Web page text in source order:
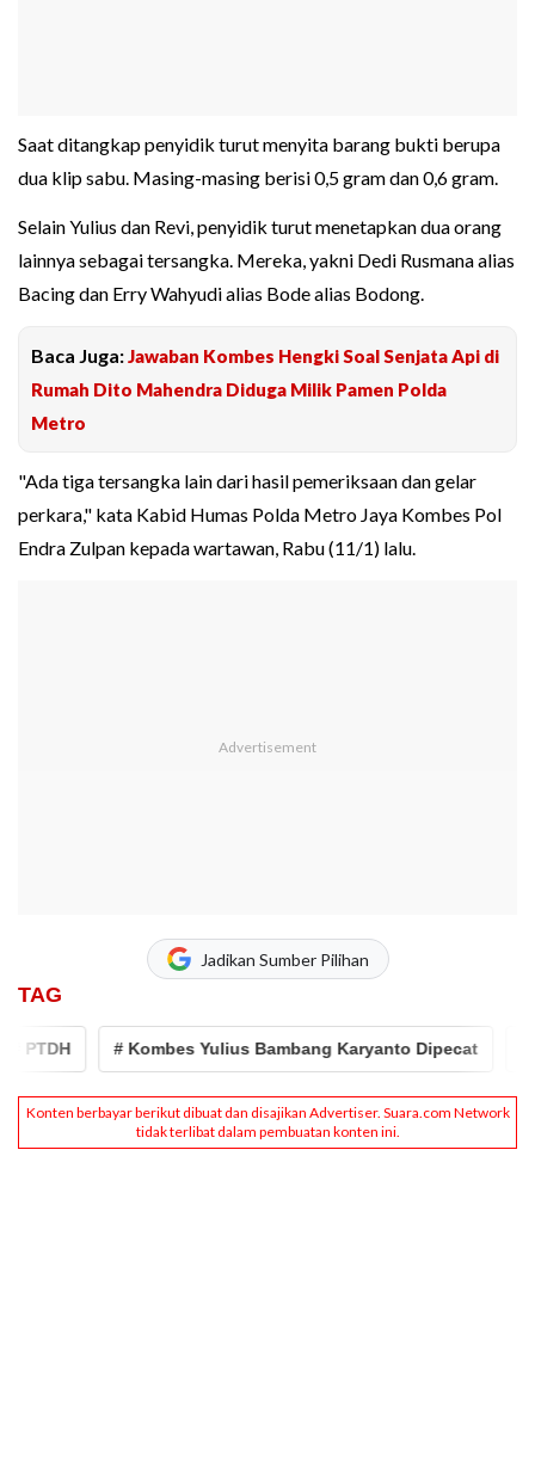
Saat ditangkap penyidik turut menyita barang bukti berupa
dua klip sabu. Masing-masing berisi 0,5 gram dan 0,6 gram.
Selain Yulius dan Revi, penyidik turut menetapkan dua orang
lainnya sebagai tersangka. Mereka, yakni Dedi Rusmana alias
Bacing dan Erry Wahyudi alias Bode alias Bodong.
Baca Juga:Jawaban Kombes Hengki Soal Senjata Api di
Rumah Dito Mahendra Diduga Milik Pamen Polda
Metro
"Ada tiga tersangka lain dari hasil pemeriksaan dan gelar
perkara," kata Kabid Humas Polda Metro Jaya Kombes Pol
Endra Zulpan kepada wartawan, Rabu (11/1) lalu.
Jadikan Sumber Pilihan
TAG
# Kombes Yulius Bambang Karyanto Dipecat